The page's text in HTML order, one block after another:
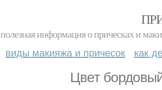
полезная информация о прическах и
виды макияжа и причесок как
Цвет